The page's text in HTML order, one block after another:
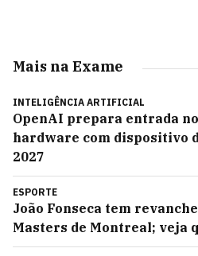
Mais na Exame
INTELIGÊNCIA ARTIFICIAL
OpenAI prepara entrada
hardware com dispositivo
2027
ESPORTE
João Fonseca tem
Masters de Montreal; veja